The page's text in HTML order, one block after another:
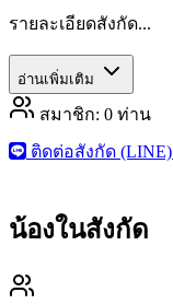
รายละเอียดสังกัด...
อ่านเพิ่มเติม
สมาชิก: 0 ท่าน
ติดต่อสังกัด (LINE)
น้องในสังกัด